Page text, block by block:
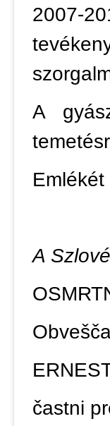
2007-
A
A
častni